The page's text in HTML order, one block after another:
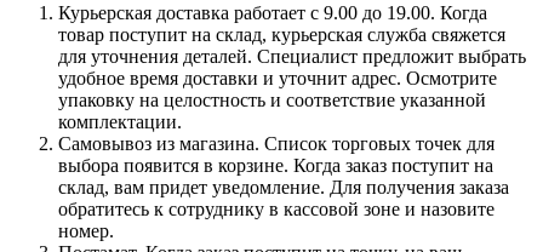
Курьерская доставка работает с 9.00 до 19.00. Когда
товар поступит на склад, курьерская служба свяжется
для уточнения деталей. Специалист предложит выбрать
удобное время доставки и уточнит адрес. Осмотрите
упаковку на целостность и соответствие указанной
комплектации.
Самовывоз из магазина. Список торговых точек для
выбора появится в корзине. Когда заказ поступит на
склад, вам придет уведомление. Для получения заказа
обратитесь к сотруднику в кассовой зоне и назовите
номер.